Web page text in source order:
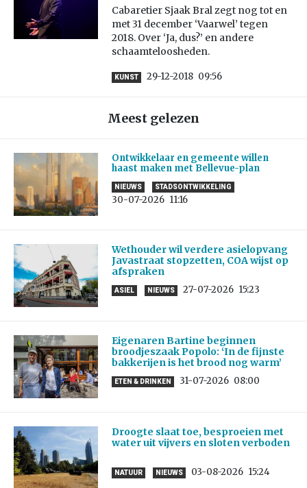
Cabaretier Sjaak Bral zegt nog tot en
met 31 december ‘Vaarwel’ tegen
2018. Over ‘Ja, dus?’ en andere
schaamteloosheden.
KUNST 29-12-2018 09:56
Meest gelezen
Ontwikkelaar en gemeente willen
haast maken met Bellevue-plan
NIEUWS STADSONTWIKKELING
30-07-2026 11:16
Wethouder wil verdere asielopvang
Javastraat stopzetten, COA wijst op
afspraken
ASIEL NIEUWS 27-07-2026 15:23
Eigenaren Bartine beginnen
broodjeszaak Popolo: ‘In de fijnste
bakkerijen is het brood nog warm’
ETEN & DRINKEN 31-07-2026 08:00
Droogte slaat toe, besproeien met
water uit vijvers en sloten verboden
NATUUR NIEUWS 03-08-2026 15:24